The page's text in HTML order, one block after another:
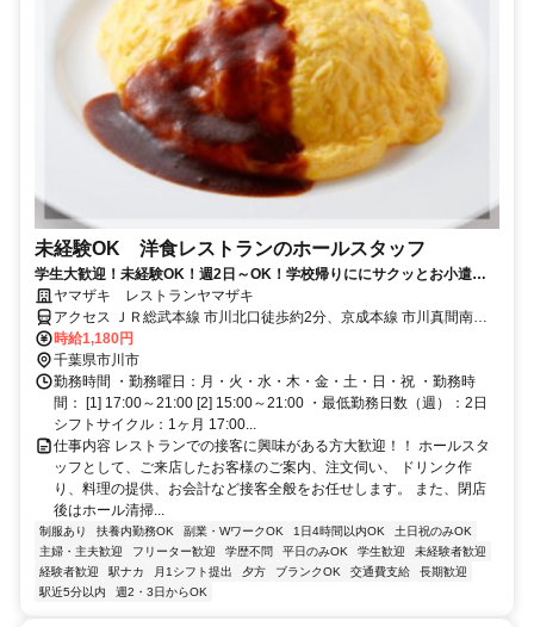
未経験OK 洋食レストランのホールスタッフ
学生大歓迎！未経験OK！週2日～OK！学校帰りににサクッとお小遣い
稼ぎ♪ 洋食レストランのホールのお仕事です！ 初めてのアルバイトで
も安心サポート◎ お友達と一緒に応募もOKです。
ヤマザキ レストランヤマザキ
アクセス ＪＲ総武本線 市川北口徒歩約2分、京成本線 市川真間南口
徒歩約6分、京成本線 国府台徒歩約13分 市川駅北口スグ、「ＹＡMＡ
ＺＡＫＩ」の文字と太陽マークが目印のビルの２階です。
時給1,180円
千葉県市川市
勤務時間 ・勤務曜日：月・火・水・木・金・土・日・祝 ・勤務時
間： [1] 17:00～21:00 [2] 15:00～21:00 ・最低勤務日数（週）：2日
シフトサイクル：1ヶ月 17:00...
仕事内容 レストランでの接客に興味がある方大歓迎！！ ホールスタ
ッフとして、ご来店したお客様のご案内、注文伺い、 ドリンク作
り、料理の提供、お会計など接客全般をお任せします。 また、閉店
後はホール清掃...
制服あり 扶養内勤務OK 副業・WワークOK 1日4時間以内OK
土日祝のみOK
主婦・主夫歓迎
フリーター歓迎 学歴不問 平日のみOK 学生歓迎
未経験者歓迎
経験者歓迎
駅ナカ 月1シフト提出 夕方 ブランクOK 交通費支給
長期歓迎
駅近5分以内
週2・3日からOK